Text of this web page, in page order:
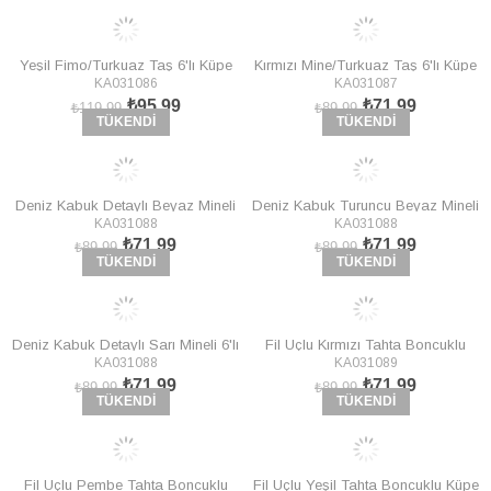
TÜKENDI
Yeşil Fimo/Turkuaz Taş 6'lı Küpe
KA031086
KA031086
₺95,99
₺119,99
TÜKENDI
Kırmızı Mine/Turkuaz Taş 6'lı Küpe
KA031087
KA031087
₺71,99
₺89,99
TÜKENDI
Deniz Kabuk Detaylı Beyaz Mineli
6'lı Küpe KA031088
KA031088
₺71,99
₺89,99
TÜKENDI
Deniz Kabuk Turuncu Beyaz Mineli
6'lı Küpe KA031088
KA031088
₺71,99
₺89,99
TÜKENDI
Deniz Kabuk Detaylı Sarı Mineli 6'lı
Küpe KA031088
KA031088
₺71,99
₺89,99
TÜKENDI
Fil Uçlu Kırmızı Tahta Boncuklu
Küpe KA031089
KA031089
₺71,99
₺89,99
Fil Uçlu Pembe Tahta Boncuklu
Fil Uçlu Yeşil Tahta Boncuklu Küpe